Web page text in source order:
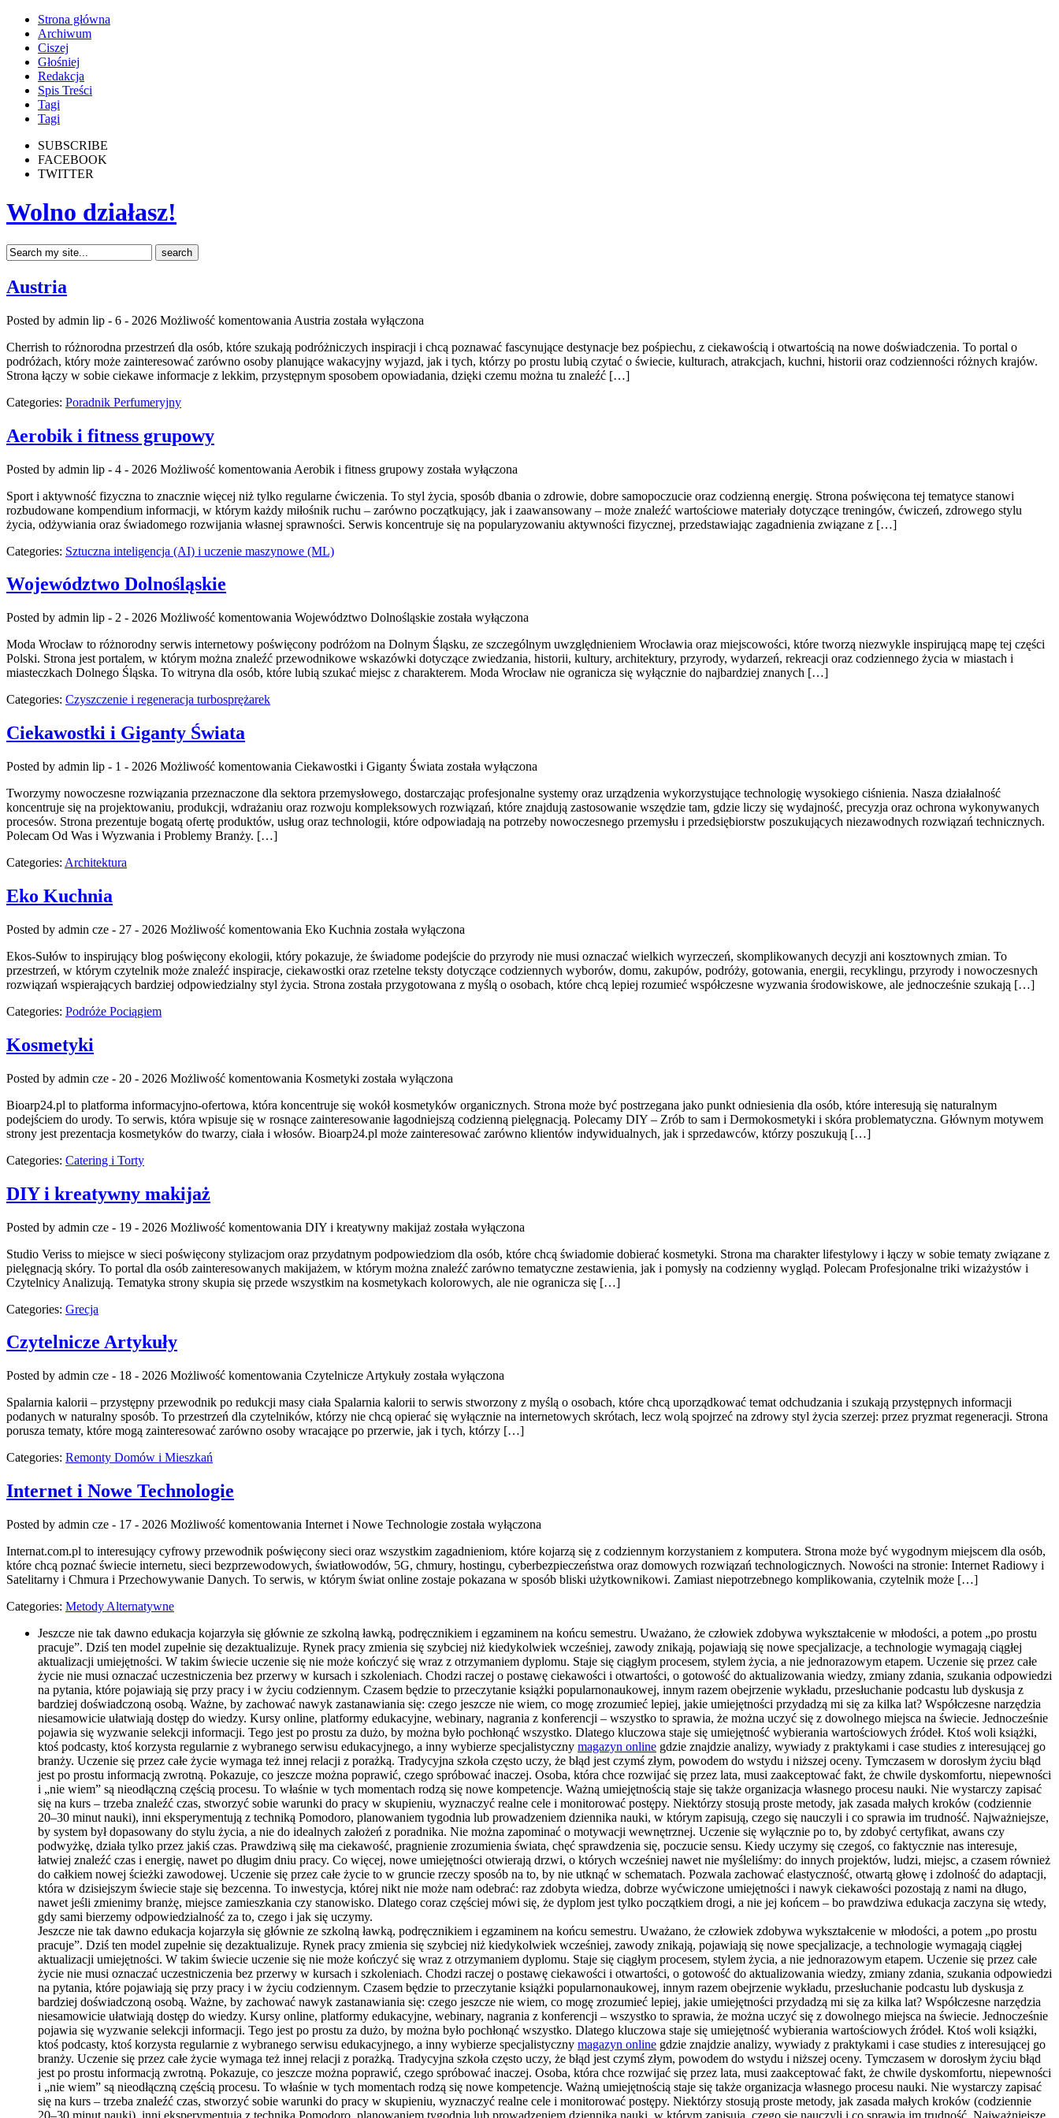
Strona główna
Archiwum
Ciszej
Głośniej
Redakcja
Spis Treści
Tagi
Tagi
SUBSCRIBE
FACEBOOK
TWITTER
Wolno działasz!
Austria
Posted by admin lip - 6 - 2026 Możliwość komentowania Austria została wyłączona
Cherrish to różnorodna przestrzeń dla osób, które szukają podróżniczych inspiracji i chcą poznawać fascynujące destynacje bez pośpiechu, z ciekawością i otwartością na nowe doświadczenia. To portal o
podróżach, który może zainteresować zarówno osoby planujące wakacyjny wyjazd, jak i tych, którzy po prostu lubią czytać o świecie, kulturach, atrakcjach, kuchni, historii oraz codzienności różnych krajów.
Strona łączy w sobie ciekawe informacje z lekkim, przystępnym sposobem opowiadania, dzięki czemu można tu znaleźć […]
Categories: Poradnik Perfumeryjny
Aerobik i fitness grupowy
Posted by admin lip - 4 - 2026 Możliwość komentowania Aerobik i fitness grupowy została wyłączona
Sport i aktywność fizyczna to znacznie więcej niż tylko regularne ćwiczenia. To styl życia, sposób dbania o zdrowie, dobre samopoczucie oraz codzienną energię. Strona poświęcona tej tematyce stanowi
rozbudowane kompendium informacji, w którym każdy miłośnik ruchu – zarówno początkujący, jak i zaawansowany – może znaleźć wartościowe materiały dotyczące treningów, ćwiczeń, zdrowego stylu
życia, odżywiania oraz świadomego rozwijania własnej sprawności. Serwis koncentruje się na popularyzowaniu aktywności fizycznej, przedstawiając zagadnienia związane z […]
Categories: Sztuczna inteligencja (AI) i uczenie maszynowe (ML)
Województwo Dolnośląskie
Posted by admin lip - 2 - 2026 Możliwość komentowania Województwo Dolnośląskie została wyłączona
Moda Wrocław to różnorodny serwis internetowy poświęcony podróżom na Dolnym Śląsku, ze szczególnym uwzględnieniem Wrocławia oraz miejscowości, które tworzą niezwykle inspirującą mapę tej części
Polski. Strona jest portalem, w którym można znaleźć przewodnikowe wskazówki dotyczące zwiedzania, historii, kultury, architektury, przyrody, wydarzeń, rekreacji oraz codziennego życia w miastach i
miasteczkach Dolnego Śląska. To witryna dla osób, które lubią szukać miejsc z charakterem. Moda Wrocław nie ogranicza się wyłącznie do najbardziej znanych […]
Categories: Czyszczenie i regeneracja turbosprężarek
Ciekawostki i Giganty Świata
Posted by admin lip - 1 - 2026 Możliwość komentowania Ciekawostki i Giganty Świata została wyłączona
Tworzymy nowoczesne rozwiązania przeznaczone dla sektora przemysłowego, dostarczając profesjonalne systemy oraz urządzenia wykorzystujące technologię wysokiego ciśnienia. Nasza działalność
koncentruje się na projektowaniu, produkcji, wdrażaniu oraz rozwoju kompleksowych rozwiązań, które znajdują zastosowanie wszędzie tam, gdzie liczy się wydajność, precyzja oraz ochrona wykonywanych
procesów. Strona prezentuje bogatą ofertę produktów, usług oraz technologii, które odpowiadają na potrzeby nowoczesnego przemysłu i przedsiębiorstw poszukujących niezawodnych rozwiązań technicznych.
Polecam Od Was i Wyzwania i Problemy Branży. […]
Categories: Architektura
Eko Kuchnia
Posted by admin cze - 27 - 2026 Możliwość komentowania Eko Kuchnia została wyłączona
Ekos-Sułów to inspirujący blog poświęcony ekologii, który pokazuje, że świadome podejście do przyrody nie musi oznaczać wielkich wyrzeczeń, skomplikowanych decyzji ani kosztownych zmian. To
przestrzeń, w którym czytelnik może znaleźć inspiracje, ciekawostki oraz rzetelne teksty dotyczące codziennych wyborów, domu, zakupów, podróży, gotowania, energii, recyklingu, przyrody i nowoczesnych
rozwiązań wspierających bardziej odpowiedzialny styl życia. Strona została przygotowana z myślą o osobach, które chcą lepiej rozumieć współczesne wyzwania środowiskowe, ale jednocześnie szukają […]
Categories: Podróże Pociągiem
Kosmetyki
Posted by admin cze - 20 - 2026 Możliwość komentowania Kosmetyki została wyłączona
Bioarp24.pl to platforma informacyjno-ofertowa, która koncentruje się wokół kosmetyków organicznych. Strona może być postrzegana jako punkt odniesienia dla osób, które interesują się naturalnym
podejściem do urody. To serwis, która wpisuje się w rosnące zainteresowanie łagodniejszą codzienną pielęgnacją. Polecamy DIY – Zrób to sam i Dermokosmetyki i skóra problematyczna. Głównym motywem
strony jest prezentacja kosmetyków do twarzy, ciała i włosów. Bioarp24.pl może zainteresować zarówno klientów indywidualnych, jak i sprzedawców, którzy poszukują […]
Categories: Catering i Torty
DIY i kreatywny makijaż
Posted by admin cze - 19 - 2026 Możliwość komentowania DIY i kreatywny makijaż została wyłączona
Studio Veriss to miejsce w sieci poświęcony stylizacjom oraz przydatnym podpowiedziom dla osób, które chcą świadomie dobierać kosmetyki. Strona ma charakter lifestylowy i łączy w sobie tematy związane z
pielęgnacją skóry. To portal dla osób zainteresowanych makijażem, w którym można znaleźć zarówno tematyczne zestawienia, jak i pomysły na codzienny wygląd. Polecam Profesjonalne triki wizażystów i
Czytelnicy Analizują. Tematyka strony skupia się przede wszystkim na kosmetykach kolorowych, ale nie ogranicza się […]
Categories: Grecja
Czytelnicze Artykuły
Posted by admin cze - 18 - 2026 Możliwość komentowania Czytelnicze Artykuły została wyłączona
Spalarnia kalorii – przystępny przewodnik po redukcji masy ciała Spalarnia kalorii to serwis stworzony z myślą o osobach, które chcą uporządkować temat odchudzania i szukają przystępnych informacji
podanych w naturalny sposób. To przestrzeń dla czytelników, którzy nie chcą opierać się wyłącznie na internetowych skrótach, lecz wolą spojrzeć na zdrowy styl życia szerzej: przez pryzmat regeneracji. Strona
porusza tematy, które mogą zainteresować zarówno osoby wracające po przerwie, jak i tych, którzy […]
Categories: Remonty Domów i Mieszkań
Internet i Nowe Technologie
Posted by admin cze - 17 - 2026 Możliwość komentowania Internet i Nowe Technologie została wyłączona
Internat.com.pl to interesujący cyfrowy przewodnik poświęcony sieci oraz wszystkim zagadnieniom, które kojarzą się z codziennym korzystaniem z komputera. Strona może być wygodnym miejscem dla osób,
które chcą poznać świecie internetu, sieci bezprzewodowych, światłowodów, 5G, chmury, hostingu, cyberbezpieczeństwa oraz domowych rozwiązań technologicznych. Nowości na stronie: Internet Radiowy i
Satelitarny i Chmura i Przechowywanie Danych. To serwis, w którym świat online zostaje pokazana w sposób bliski użytkownikowi. Zamiast niepotrzebnego komplikowania, czytelnik może […]
Categories: Metody Alternatywne
Jeszcze nie tak dawno edukacja kojarzyła się głównie ze szkolną ławką, podręcznikiem i egzaminem na końcu semestru. Uważano, że człowiek zdobywa wykształcenie w młodości, a potem „po prostu
pracuje”. Dziś ten model zupełnie się dezaktualizuje. Rynek pracy zmienia się szybciej niż kiedykolwiek wcześniej, zawody znikają, pojawiają się nowe specjalizacje, a technologie wymagają ciągłej
aktualizacji umiejętności. W takim świecie uczenie się nie może kończyć się wraz z otrzymaniem dyplomu. Staje się ciągłym procesem, stylem życia, a nie jednorazowym etapem. Uczenie się przez całe
życie nie musi oznaczać uczestniczenia bez przerwy w kursach i szkoleniach. Chodzi raczej o postawę ciekawości i otwartości, o gotowość do aktualizowania wiedzy, zmiany zdania, szukania odpowiedzi
na pytania, które pojawiają się przy pracy i w życiu codziennym. Czasem będzie to przeczytanie książki popularnonaukowej, innym razem obejrzenie wykładu, przesłuchanie podcastu lub dyskusja z
bardziej doświadczoną osobą. Ważne, by zachować nawyk zastanawiania się: czego jeszcze nie wiem, co mogę zrozumieć lepiej, jakie umiejętności przydadzą mi się za kilka lat? Współczesne narzędzia
niesamowicie ułatwiają dostęp do wiedzy. Kursy online, platformy edukacyjne, webinary, nagrania z konferencji – wszystko to sprawia, że można uczyć się z dowolnego miejsca na świecie. Jednocześnie
pojawia się wyzwanie selekcji informacji. Tego jest po prostu za dużo, by można było pochłonąć wszystko. Dlatego kluczowa staje się umiejętność wybierania wartościowych źródeł. Ktoś woli książki,
ktoś podcasty, ktoś korzysta regularnie z wybranego serwisu edukacyjnego, a inny wybierze specjalistyczny magazyn online gdzie znajdzie analizy, wywiady z praktykami i case studies z interesującej go
branży. Uczenie się przez całe życie wymaga też innej relacji z porażką. Tradycyjna szkoła często uczy, że błąd jest czymś złym, powodem do wstydu i niższej oceny. Tymczasem w dorosłym życiu błąd
jest po prostu informacją zwrotną. Pokazuje, co jeszcze można poprawić, czego spróbować inaczej. Osoba, która chce rozwijać się przez lata, musi zaakceptować fakt, że chwile dyskomfortu, niepewności
i „nie wiem” są nieodłączną częścią procesu. To właśnie w tych momentach rodzą się nowe kompetencje. Ważną umiejętnością staje się także organizacja własnego procesu nauki. Nie wystarczy zapisać
się na kurs – trzeba znaleźć czas, stworzyć sobie warunki do pracy w skupieniu, wyznaczyć realne cele i monitorować postępy. Niektórzy stosują proste metody, jak zasada małych kroków (codziennie
20–30 minut nauki), inni eksperymentują z techniką Pomodoro, planowaniem tygodnia lub prowadzeniem dziennika nauki, w którym zapisują, czego się nauczyli i co sprawia im trudność. Najważniejsze,
by system był dopasowany do stylu życia, a nie do idealnych założeń z poradnika. Nie można zapominać o motywacji wewnętrznej. Uczenie się wyłącznie po to, by zdobyć certyfikat, awans czy
podwyżkę, działa tylko przez jakiś czas. Prawdziwą siłę ma ciekawość, pragnienie zrozumienia świata, chęć sprawdzenia się, poczucie sensu. Kiedy uczymy się czegoś, co faktycznie nas interesuje,
łatwiej znaleźć czas i energię, nawet po długim dniu pracy. Co więcej, nowe umiejętności otwierają drzwi, o których wcześniej nawet nie myśleliśmy: do innych projektów, ludzi, miejsc, a czasem również
do całkiem nowej ścieżki zawodowej. Uczenie się przez całe życie to w gruncie rzeczy sposób na to, by nie utknąć w schematach. Pozwala zachować elastyczność, otwartą głowę i zdolność do adaptacji,
która w dzisiejszym świecie staje się bezcenna. To inwestycja, której nikt nie może nam odebrać: raz zdobyta wiedza, dobrze wyćwiczone umiejętności i nawyk ciekawości pozostają z nami na długo,
nawet jeśli zmienimy branżę, miejsce zamieszkania czy stanowisko. Dlatego coraz częściej mówi się, że dyplom jest tylko początkiem drogi, a nie jej końcem – bo prawdziwa edukacja zaczyna się wtedy,
gdy sami bierzemy odpowiedzialność za to, czego i jak się uczymy.
Jeszcze nie tak dawno edukacja kojarzyła się głównie ze szkolną ławką, podręcznikiem i egzaminem na końcu semestru. Uważano, że człowiek zdobywa wykształcenie w młodości, a potem „po prostu
pracuje”. Dziś ten model zupełnie się dezaktualizuje. Rynek pracy zmienia się szybciej niż kiedykolwiek wcześniej, zawody znikają, pojawiają się nowe specjalizacje, a technologie wymagają ciągłej
aktualizacji umiejętności. W takim świecie uczenie się nie może kończyć się wraz z otrzymaniem dyplomu. Staje się ciągłym procesem, stylem życia, a nie jednorazowym etapem. Uczenie się przez całe
życie nie musi oznaczać uczestniczenia bez przerwy w kursach i szkoleniach. Chodzi raczej o postawę ciekawości i otwartości, o gotowość do aktualizowania wiedzy, zmiany zdania, szukania odpowiedzi
na pytania, które pojawiają się przy pracy i w życiu codziennym. Czasem będzie to przeczytanie książki popularnonaukowej, innym razem obejrzenie wykładu, przesłuchanie podcastu lub dyskusja z
bardziej doświadczoną osobą. Ważne, by zachować nawyk zastanawiania się: czego jeszcze nie wiem, co mogę zrozumieć lepiej, jakie umiejętności przydadzą mi się za kilka lat? Współczesne narzędzia
niesamowicie ułatwiają dostęp do wiedzy. Kursy online, platformy edukacyjne, webinary, nagrania z konferencji – wszystko to sprawia, że można uczyć się z dowolnego miejsca na świecie. Jednocześnie
pojawia się wyzwanie selekcji informacji. Tego jest po prostu za dużo, by można było pochłonąć wszystko. Dlatego kluczowa staje się umiejętność wybierania wartościowych źródeł. Ktoś woli książki,
ktoś podcasty, ktoś korzysta regularnie z wybranego serwisu edukacyjnego, a inny wybierze specjalistyczny magazyn online gdzie znajdzie analizy, wywiady z praktykami i case studies z interesującej go
branży. Uczenie się przez całe życie wymaga też innej relacji z porażką. Tradycyjna szkoła często uczy, że błąd jest czymś złym, powodem do wstydu i niższej oceny. Tymczasem w dorosłym życiu błąd
jest po prostu informacją zwrotną. Pokazuje, co jeszcze można poprawić, czego spróbować inaczej. Osoba, która chce rozwijać się przez lata, musi zaakceptować fakt, że chwile dyskomfortu, niepewności
i „nie wiem” są nieodłączną częścią procesu. To właśnie w tych momentach rodzą się nowe kompetencje. Ważną umiejętnością staje się także organizacja własnego procesu nauki. Nie wystarczy zapisać
się na kurs – trzeba znaleźć czas, stworzyć sobie warunki do pracy w skupieniu, wyznaczyć realne cele i monitorować postępy. Niektórzy stosują proste metody, jak zasada małych kroków (codziennie